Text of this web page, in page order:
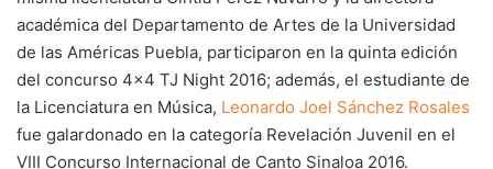
académica del Departamento de Artes de la Universidad
de las Américas Puebla, participaron en la quinta edición
del concurso 4×4 TJ Night 2016; además, el estudiante de
la Licenciatura en Música, Leonardo Joel Sánchez Rosales
fue galardonado en la categoría Revelación Juvenil en el
VIII Concurso Internacional de Canto Sinaloa 2016.